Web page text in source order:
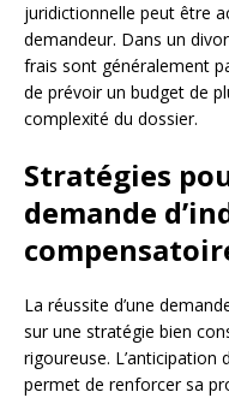
juridictionnelle peut être
demandeur. Dans un
frais sont généralement
de prévoir un budget de
complexité du dossier.
Stratégies
demande
La réussite d’une
sur une stratégie bien
rigoureuse. L’anticipation
permet de renforcer sa